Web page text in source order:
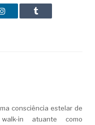
LinkedIn Tumblr
consciência estelar de
in atuante como